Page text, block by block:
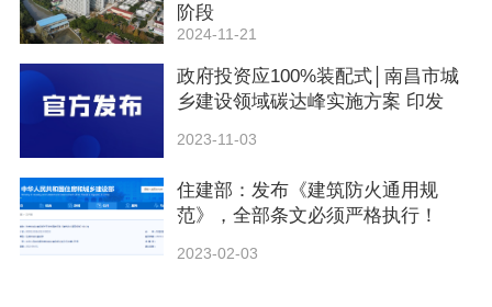
阶段
2024-11-21
政府投资应100%装配式│南昌市城
乡建设领域碳达峰实施方案 印发
2023-11-03
住建部：发布《建筑防火通用规
范》，全部条文必须严格执行！
2023-02-03